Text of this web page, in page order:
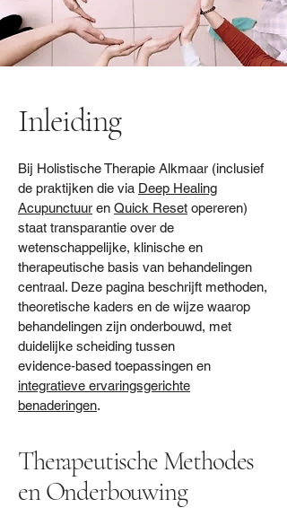
Inleiding
Bij Holistische Therapie Alkmaar (inclusief
de praktijken die via Deep Healing
Acupunctuur en Quick Reset opereren)
staat transparantie over de
wetenschappelijke, klinische en
therapeutische basis van behandelingen
centraal. Deze pagina beschrijft methoden,
theoretische kaders en de wijze waarop
behandelingen zijn onderbouwd, met
duidelijke scheiding tussen
evidence‑based toepassingen en
integratieve ervaringsgerichte
benaderingen.
Therapeutische Methodes
en Onderbouwing